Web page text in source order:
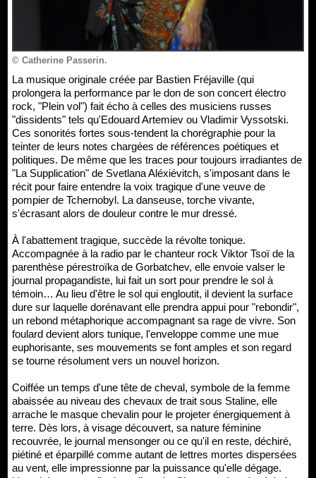
© Catherine Passerin.
La musique originale créée par Bastien Fréjaville (qui
prolongera la performance par le don de son concert électro
rock, "Plein vol") fait écho à celles des musiciens russes
"dissidents" tels qu'Edouard Artemiev ou Vladimir Vyssotski.
Ces sonorités fortes sous-tendent la chorégraphie pour la
teinter de leurs notes chargées de références poétiques et
politiques. De même que les traces pour toujours irradiantes de
"La Supplication" de Svetlana Aléxiévitch, s'imposant dans le
récit pour faire entendre la voix tragique d'une veuve de
pompier de Tchernobyl. La danseuse, torche vivante,
s'écrasant alors de douleur contre le mur dressé.
À l'abattement tragique, succède la révolte tonique.
Accompagnée à la radio par le chanteur rock Viktor Tsoï de la
parenthèse pérestroïka de Gorbatchev, elle envoie valser le
journal propagandiste, lui fait un sort pour prendre le sol à
témoin… Au lieu d'être le sol qui engloutit, il devient la surface
dure sur laquelle dorénavant elle prendra appui pour "rebondir",
un rebond métaphorique accompagnant sa rage de vivre. Son
foulard devient alors tunique, l'enveloppe comme une mue
euphorisante, ses mouvements se font amples et son regard
se tourne résolument vers un nouvel horizon.
Coiffée un temps d'une tête de cheval, symbole de la femme
abaissée au niveau des chevaux de trait sous Staline, elle
arrache le masque chevalin pour le projeter énergiquement à
terre. Dès lors, à visage découvert, sa nature féminine
recouvrée, le journal mensonger ou ce qu'il en reste, déchiré,
piétiné et éparpillé comme autant de lettres mortes dispersées
au vent, elle impressionne par la puissance qu'elle dégage.